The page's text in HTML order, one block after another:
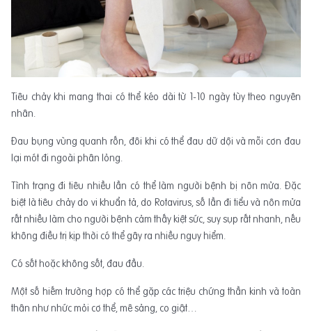
Tiêu chảy khi mang thai có thể kéo dài từ 1-10 ngày tùy theo nguyên
nhân.
Đau bụng vùng quanh rốn, đôi khi có thể đau dữ dội và mỗi cơn đau
lại mót đi ngoài phân lỏng.
Tình trạng đi tiêu nhiều lần có thể làm người bệnh bị nôn mửa. Đặc
biệt là tiêu chảy do vi khuẩn tả, do Rotavirus, số lần đi tiểu và nôn mửa
rất nhiều làm cho người bệnh cảm thấy kiệt sức, suy sụp rất nhanh, nếu
không điều trị kịp thời có thể gây ra nhiều nguy hiểm.
Có sốt hoặc không sốt, đau đầu.
Một số hiếm trường hợp có thể gặp các triệu chứng thần kinh và toàn
thân như nhức mỏi cơ thể, mê sảng, co giật…